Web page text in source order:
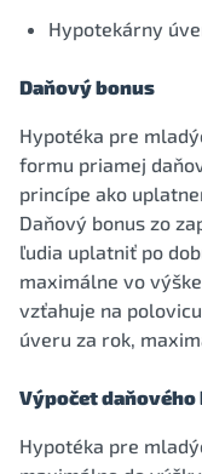
Hypotekárny
Daňový bonus
Hypotéka pre
formu priamej
princípe ako
Daňový bonus zo
ľudia uplatniť po
maximálne vo výške
vzťahuje na
úveru za rok,
Výpočet daňového
Hypotéka pre